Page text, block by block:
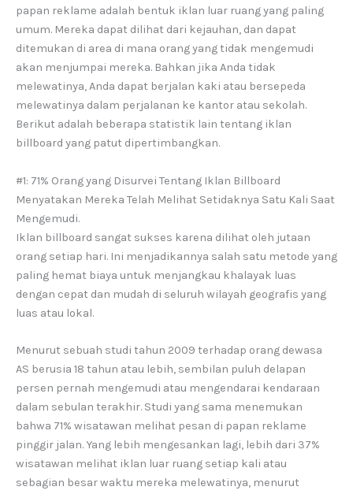
papan reklame adalah bentuk iklan luar ruang yang paling
umum. Mereka dapat dilihat dari kejauhan, dan dapat
ditemukan di area di mana orang yang tidak mengemudi
akan menjumpai mereka. Bahkan jika Anda tidak
melewatinya, Anda dapat berjalan kaki atau bersepeda
melewatinya dalam perjalanan ke kantor atau sekolah.
Berikut adalah beberapa statistik lain tentang iklan
billboard yang patut dipertimbangkan.
#1: 71% Orang yang Disurvei Tentang Iklan Billboard
Menyatakan Mereka Telah Melihat Setidaknya Satu Kali Saat
Mengemudi.
Iklan billboard sangat sukses karena dilihat oleh jutaan
orang setiap hari. Ini menjadikannya salah satu metode yang
paling hemat biaya untuk menjangkau khalayak luas
dengan cepat dan mudah di seluruh wilayah geografis yang
luas atau lokal.
Menurut sebuah studi tahun 2009 terhadap orang dewasa
AS berusia 18 tahun atau lebih, sembilan puluh delapan
persen pernah mengemudi atau mengendarai kendaraan
dalam sebulan terakhir. Studi yang sama menemukan
bahwa 71% wisatawan melihat pesan di papan reklame
pinggir jalan. Yang lebih mengesankan lagi, lebih dari 37%
wisatawan melihat iklan luar ruang setiap kali atau
sebagian besar waktu mereka melewatinya, menurut